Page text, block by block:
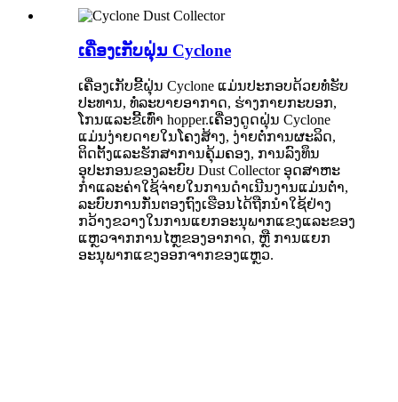
ເຄື່ອງເກັບຝຸ່ນ Cyclone
ເຄື່ອງເກັບຂີ້ຝຸ່ນ Cyclone ແມ່ນປະກອບດ້ວຍທໍ່ຮັບ
ປະທານ, ທໍ່ລະບາຍອາກາດ, ຮ່າງກາຍກະບອກ,
ໂກນແລະຂີ້ເທົ່າ hopper.ເຄື່ອງດູດຝຸ່ນ Cyclone
ແມ່ນງ່າຍດາຍໃນໂຄງສ້າງ, ງ່າຍຕໍ່ການຜະລິດ,
ຕິດຕັ້ງແລະຮັກສາການຄຸ້ມຄອງ, ການລົງທຶນ
ອຸປະກອນຂອງລະບົບ Dust Collector ອຸດສາຫະ
ກໍາແລະຄ່າໃຊ້ຈ່າຍໃນການດໍາເນີນງານແມ່ນຕໍ່າ,
ລະບົບການກັ່ນຕອງຖົງເຮືອນໄດ້ຖືກນໍາໃຊ້ຢ່າງ
ກວ້າງຂວາງໃນການແຍກອະນຸພາກແຂງແລະຂອງ
ແຫຼວຈາກການໄຫຼຂອງອາກາດ, ຫຼື ການແຍກ
ອະນຸພາກແຂງອອກຈາກຂອງແຫຼວ.